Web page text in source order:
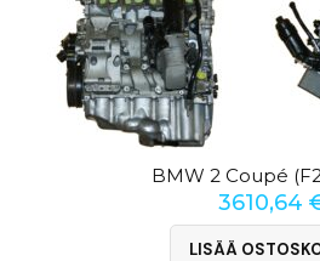
BMW 2 Coupé
3610,64
LISÄÄ